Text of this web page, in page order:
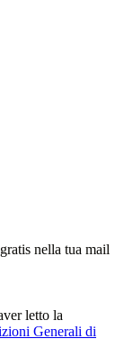
nella tua mail
letto la
Generali di